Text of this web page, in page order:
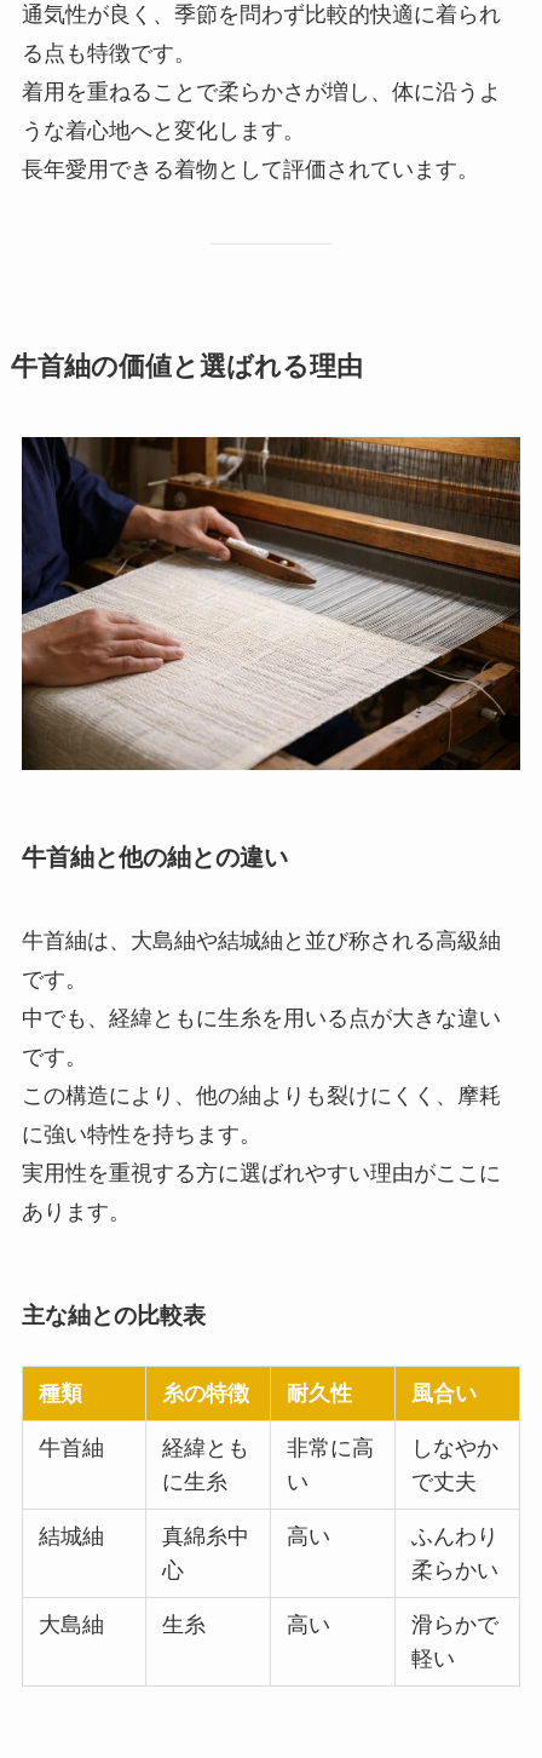
通気性が良く、季節を問わず比較的快適に着られ
る点も特徴です。
着用を重ねることで柔らかさが増し、体に沿うよ
うな着心地へと変化します。
長年愛用できる着物として評価されています。
牛首紬の価値と選ばれる理由
牛首紬と他の紬との違い
牛首紬は、大島紬や結城紬と並び称される高級紬
です。
中でも、経緯ともに生糸を用いる点が大きな違い
です。
この構造により、他の紬よりも裂けにくく、摩耗
に強い特性を持ちます。
実用性を重視する方に選ばれやすい理由がここに
あります。
主な紬との比較表
種類 糸の特徴 耐久性 風合い
牛首紬
経緯とも
に生糸
非常に高
い
しなやか
で丈夫
結城紬
真綿糸中
心
高い
ふんわり
柔らかい
大島紬 生糸 高い
滑らかで
軽い